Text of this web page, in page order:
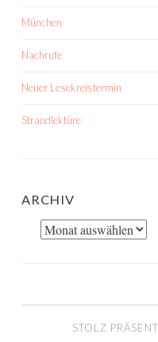
München
Nachrufe
Neuer Lesekreistermin
Strandlektüre
ARCHIV
Archiv
STOLZ